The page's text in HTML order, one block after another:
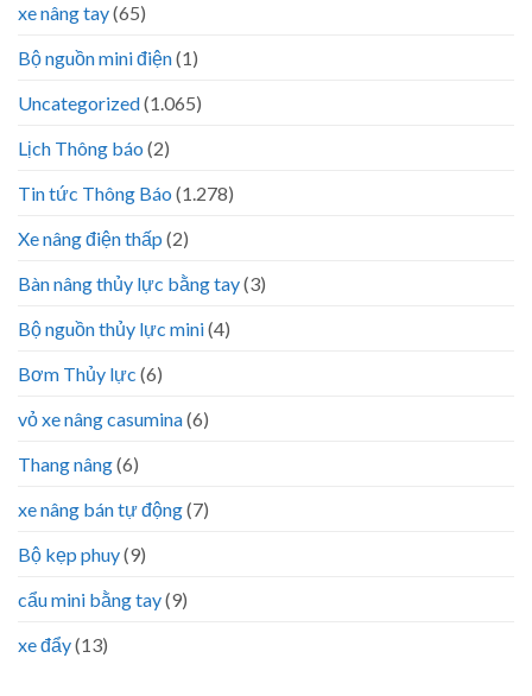
xe nâng tay(65)
Bộ nguồn mini điện(1)
Uncategorized(1.065)
Lịch Thông báo (2)
Tin tức Thông Báo (1.278)
Xe nâng điện thấp (2)
Bàn nâng thủy lực bằng tay(3)
Bộ nguồn thủy lực mini(4)
Bơm Thủy lực (6)
vỏ xe nâng casumina(6)
Thang nâng(6)
xe nâng bán tự động(7)
Bộ kẹp phuy(9)
cẩu mini bằng tay(9)
xe đẩy(13)